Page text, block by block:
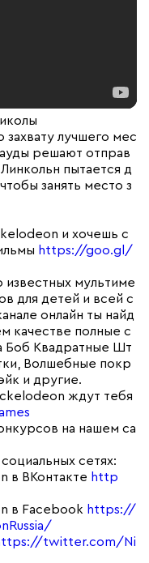
захвату лучшего мес
решают отправ
пытается д
занять место з
и хочешь с
https://goo.gl/
мультиме
для детей и всей с
онлайн ты найд
качестве полные с
Боб Квадратные Шт
Волшебные покр
и другие.
ждут тебя
на нашем са
сетях:
в ВКонтакте http
в Facebook https://
twitter.com/Ni